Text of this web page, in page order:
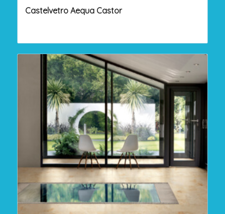
Castelvetro Aequa Castor